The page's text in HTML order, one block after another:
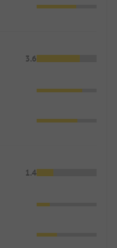
3.6
1.4